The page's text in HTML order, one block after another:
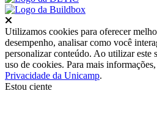
Utilizamos cookies para oferecer
desempenho, analisar como você
personalizar conteúdo. Ao utilizar este
uso de cookies. Para mais
Privacidade da Unicamp.
Estou ciente